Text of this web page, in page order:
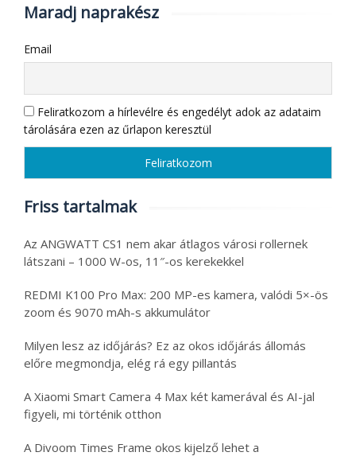
Maradj naprakész
Email
Feliratkozom a hírlevélre és engedélyt adok az adataim
tárolására ezen az űrlapon keresztül
Friss tartalmak
Az ANGWATT CS1 nem akar átlagos városi rollernek
látszani – 1000 W-os, 11″-os kerekekkel
REDMI K100 Pro Max: 200 MP-es kamera, valódi 5×-ös
zoom és 9070 mAh-s akkumulátor
Milyen lesz az időjárás? Ez az okos időjárás állomás
előre megmondja, elég rá egy pillantás
A Xiaomi Smart Camera 4 Max két kamerával és AI-jal
figyeli, mi történik otthon
A Divoom Times Frame okos kijelző lehet a